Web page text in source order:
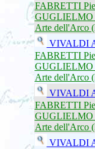
FABRETTI
GUGLIELMO
Arte dell'Arco
VIVALDI
FABRETTI
GUGLIELMO
Arte dell'Arco
VIVALDI
FABRETTI
GUGLIELMO
Arte dell'Arco
VIVALDI